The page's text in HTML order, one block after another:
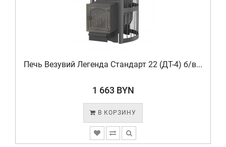
Печь Везувий Легенда Стандарт 22 (ДТ-4) б/в...
1 663 BYN
В КОРЗИНУ